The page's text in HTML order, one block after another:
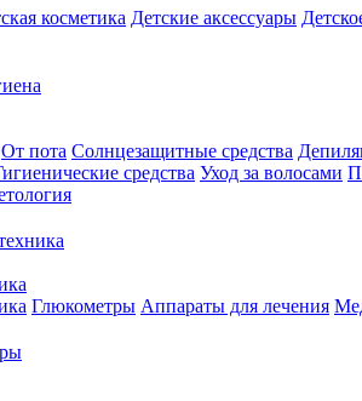
косметика Детские аксессуары
От пота Солнцезащитные средства
средства Уход за волосами
Глюкометры Аппараты для лечения